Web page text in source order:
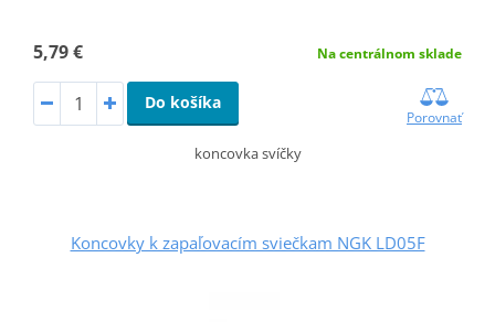
5,79 € Na centrálnom sklade
Do košíka
Porovnať
koncovka svíčky
Koncovky k zapaľovacím sviečkam NGK LD05F